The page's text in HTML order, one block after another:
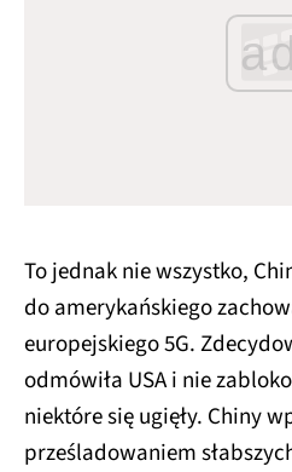
To jednak nie wszystko,
do amerykańskiego
europejskiego 5G.
odmówiła USA i nie
niektóre się ugięły. Chiny
prześladowaniem